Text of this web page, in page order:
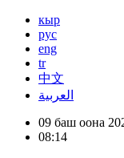
кыр
рус
eng
tr
中文
العربية
09 баш оона
08:14